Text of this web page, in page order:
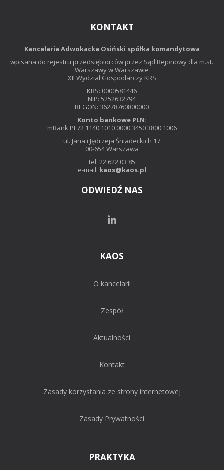
KONTAKT
Kancelaria Adwokacka Osiński spółka komandytowa
wpisana do rejestru przedsiębiorców przez Sąd Rejonowy dla m.st.
Warszawy w Warszawie
XII Wydział Gospodarczy KRS
KRS: 0000581446
NIP: 5252632794
REGON: 36278760800000
Konto bankowe PLN:
mBank PL72 1140 1010 0000 3450 3800 1006
ul. Jana i Jędrzeja Śniadeckich 17
00-654 Warszawa
tel: 22 622 03 85
e-mail: kaos@kaos.pl
ODWIEDŹ NAS
KAOS
O kancelarii
Zespół
Aktualności
Kontakt
Zasady korzystania ze strony internetowej
Zasady Prywatności
PRAKTYKA